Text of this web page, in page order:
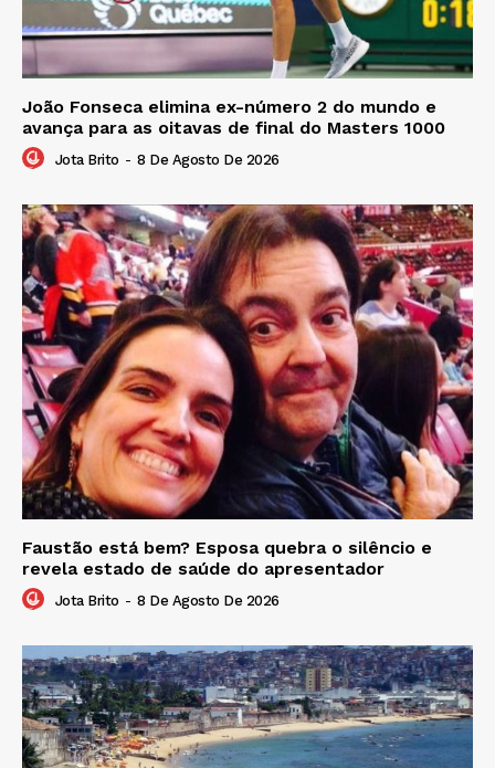
João Fonseca elimina ex-número 2 do mundo e
avança para as oitavas de final do Masters 1000
Jota Brito - 8 De Agosto De 2026
Faustão está bem? Esposa quebra o silêncio e
revela estado de saúde do apresentador
Jota Brito - 8 De Agosto De 2026